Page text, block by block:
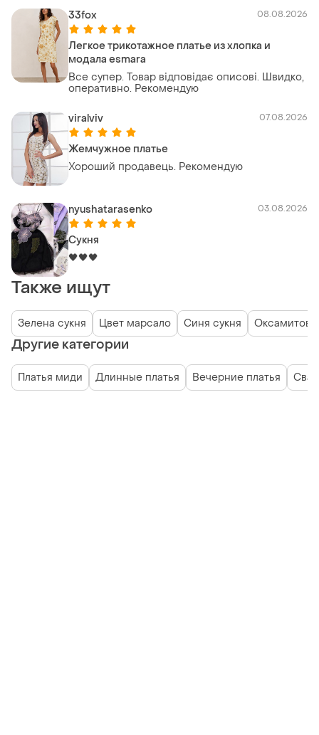
33fox 08.08.2026
Легкое трикотажное платье из хлопка и
модала esmara
Все супер. Товар відповідає описові. Швидко,
оперативно. Рекомендую
viralviv 07.08.2026
Жемчужное платье
Хороший продавець. Рекомендую
nyushatarasenko 03.08.2026
Сукня
🖤🖤🖤
Также ищут
Зелена сукня Цвет марсало Синя сукня Оксамитова
Другие категории
Платья миди Длинные платья Вечерние платья